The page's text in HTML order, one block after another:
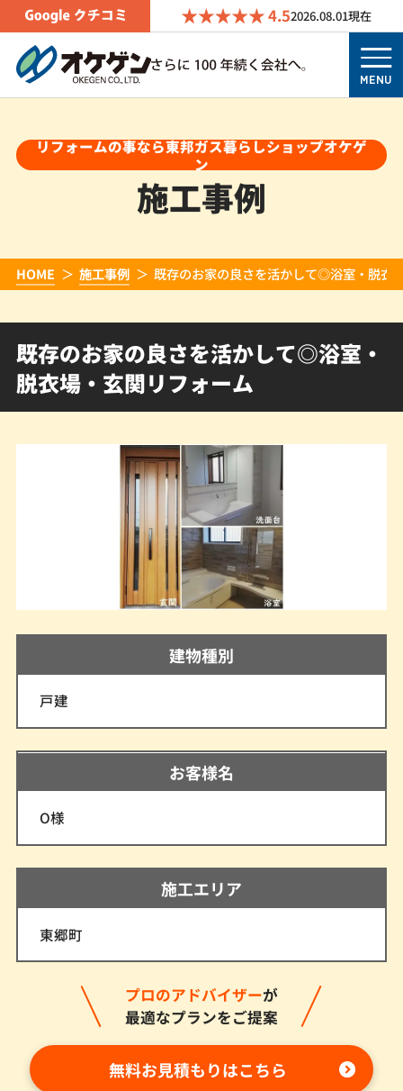
4.52026.08.01現在
MENU
リフォームの事なら東邦ガス暮らしショップオケゲ
ン
施工事例
HOME 施工事例 既存のお家の良さを活かして◎浴室・脱衣
既存のお家の良さを活かして◎浴室・
脱衣場・玄関リフォーム
建物種別
戸建
お客様名
O様
施工エリア
東郷町
プロのアドバイザーが
最適なプランをご提案
無料お見積もりはこちら